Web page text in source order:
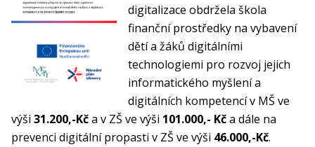
digitalizace obdržela škola
finanční prostředky na vybavení
dětí a žáků digitálními
technologiemi pro rozvoj jejich
informatického myšlení a
digitálních kompetencí v MŠ ve
výši 31.200,-Kča v ZŠ ve výši 101.000,- Kča dále na
prevenci digitální propasti v ZŠ ve výši 46.000,-Kč.